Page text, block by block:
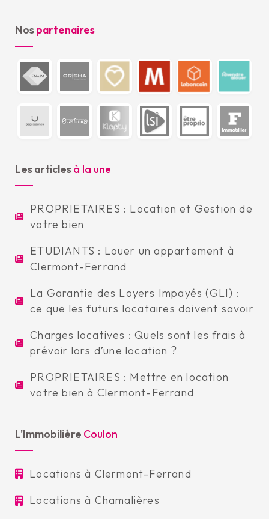
Nospartenaires
Les articlesà la une
PROPRIETAIRES : Location et Gestion de
votre bien
ETUDIANTS : Louer un appartement à
Clermont-Ferrand
La Garantie des Loyers Impayés (GLI) :
ce que les futurs locataires doivent savoir
Charges locatives : Quels sont les frais à
prévoir lors d’une location ?
PROPRIETAIRES : Mettre en location
votre bien à Clermont-Ferrand
L'Immobilière Coulon
Locations à Clermont-Ferrand
Locations à Chamalières